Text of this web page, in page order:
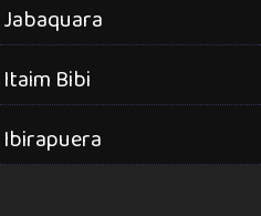
Jabaquara
Itaim Bibi
Ibirapuera